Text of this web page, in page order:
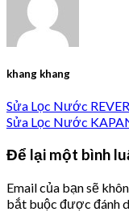
khang khang
Sửa Lọc Nước
Sửa Lọc Nước
Để lại một bình
Email của bạn sẽ
bắt buộc được đánh